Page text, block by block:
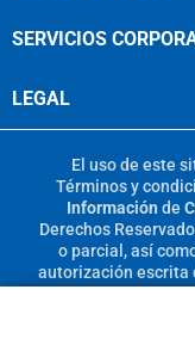
SERVICIOS
LEGAL
El uso de este
Términos y
Información de
Derechos
o parcial, así
autorización escrita